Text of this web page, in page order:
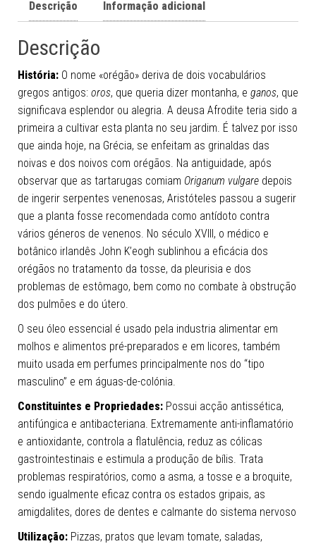
Descrição Informação adicional
Descrição
História: O nome «orégão» deriva de dois vocabulários
gregos antigos: oros, que queria dizer montanha, e ganos, que
significava esplendor ou alegria. A deusa Afrodite teria sido a
primeira a cultivar esta planta no seu jardim. É talvez por isso
que ainda hoje, na Grécia, se enfeitam as grinaldas das
noivas e dos noivos com orégãos. Na antiguidade, após
observar que as tartarugas comiam Origanum vulgare depois
de ingerir serpentes venenosas, Aristóteles passou a sugerir
que a planta fosse recomendada como antídoto contra
vários géneros de venenos. No século XVIII, o médico e
botânico irlandês John K’eogh sublinhou a eficácia dos
orégãos no tratamento da tosse, da pleurisia e dos
problemas de estômago, bem como no combate à obstrução
dos pulmões e do útero.
O seu óleo essencial é usado pela industria alimentar em
molhos e alimentos pré-preparados e em licores, também
muito usada em perfumes principalmente nos do “tipo
masculino” e em águas-de-colónia.
Constituintes e Propriedades: Possui acção antissética,
antifúngica e antibacteriana. Extremamente anti-inflamatório
e antioxidante, controla a flatulência, reduz as cólicas
gastrointestinais e estimula a produção de bílis. Trata
problemas respiratórios, como a asma, a tosse e a broquite,
sendo igualmente eficaz contra os estados gripais, as
amigdalites, dores de dentes e calmante do sistema nervoso
Utilização: Pizzas, pratos que levam tomate, saladas,